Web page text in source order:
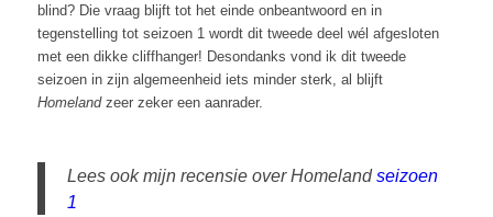
blind? Die vraag blijft tot het einde onbeantwoord en in
tegenstelling tot seizoen 1 wordt dit tweede deel wél afgesloten
met een dikke cliffhanger! Desondanks vond ik dit tweede
seizoen in zijn algemeenheid iets minder sterk, al blijft
Homelandzeer zeker een aanrader.
Lees ook mijn recensie over Homelandseizoen
1